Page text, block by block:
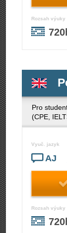
Rozsah výuky
Pro
(CPE,
Vyuč. jazyk
AJ
Rozsah výuky